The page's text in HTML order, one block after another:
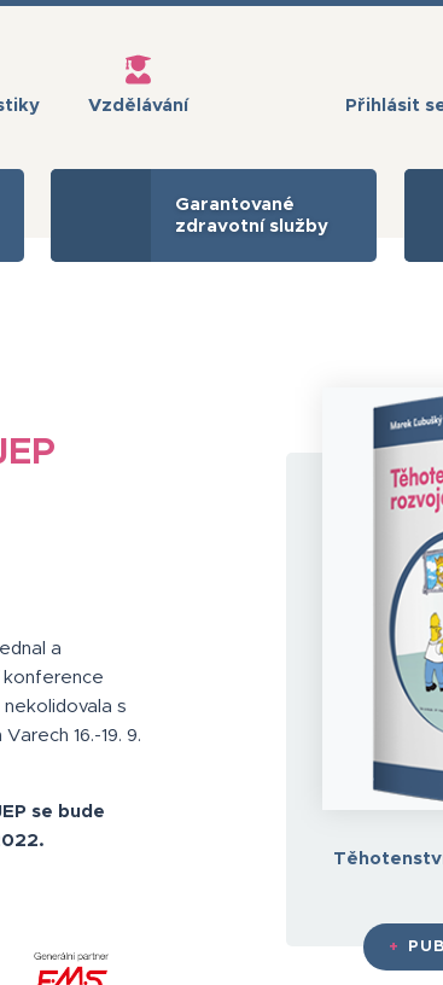
Vzdělávání Přihlásit
Garantované
zdravotní služby
a
konference
nekolidovala s
16.-19. 9.
se bude
+